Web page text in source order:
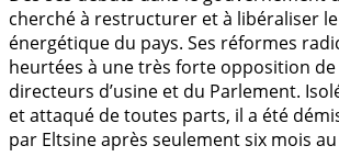
cherché à restructurer et à libéraliser
énergétique du pays. Ses réformes
heurtées à une très forte opposition
directeurs d’usine et du Parlement.
et attaqué de toutes parts, il a été
par Eltsine après seulement six mois